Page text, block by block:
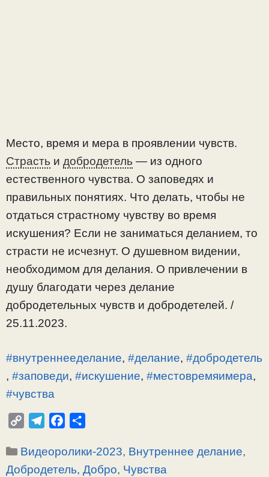
Место, время и мера в проявлении чувств.
Страсть и добродетель — из одного
естественного чувства. О заповедях и
правильных понятиях. Что делать, чтобы не
отдаться страстному чувству во время
искушения? Если не заниматься деланием, то
страсти не исчезнут. О душевном видении,
необходимом для делания. О привлечении в
душу благодати через делание
добродетельных чувств и добродетелей. /
25.11.2023.
#внутреннееделание, #делание, #добродетель
, #заповеди, #искушение, #местовремяимера,
#чувства
p
y
l
e
c
e
п
р
Рубрики
Видеоролики-2023, Внутреннее делание,
Добродетель, Добро, Чувства